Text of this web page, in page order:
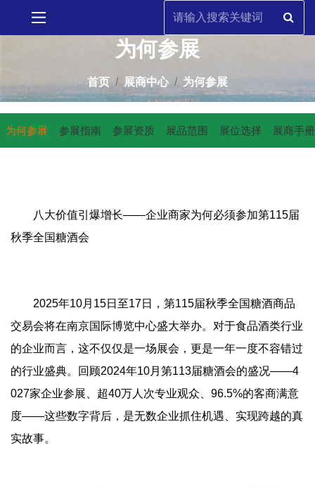
为何参展
首页 展商中心 为何参展
为何参展 参展指南 参展资质 展品范围 展位选择 展商手册
八大价值引爆增长——企业商家为何必须参加第115届
秋季全国糖酒会
2025年10月15日至17日，第115届秋季全国糖酒商品
交易会将在南京国际博览中心盛大举办。对于食品酒类行业
的企业而言，这不仅仅是一场展会，更是一年一度不容错过
的行业盛典。回顾2024年10月第113届糖酒会的盛况——4
027家企业参展、超40万人次专业观众、96.5%的客商满意
度——这些数字背后，是无数企业抓住机遇、实现跨越的真
实故事。